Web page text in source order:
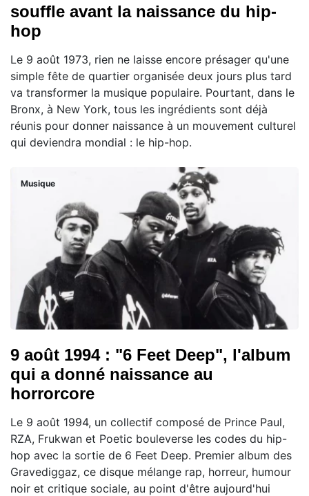
souffle avant la naissance du hip-
hop
Le 9 août 1973, rien ne laisse encore présager qu'une
simple fête de quartier organisée deux jours plus tard
va transformer la musique populaire. Pourtant, dans le
Bronx, à New York, tous les ingrédients sont déjà
réunis pour donner naissance à un mouvement culturel
qui deviendra mondial : le hip-hop.
Musique
9 août 1994 : "6 Feet Deep", l'album
qui a donné naissance au
horrorcore
Le 9 août 1994, un collectif composé de Prince Paul,
RZA, Frukwan et Poetic bouleverse les codes du hip-
hop avec la sortie de 6 Feet Deep. Premier album des
Gravediggaz, ce disque mélange rap, horreur, humour
noir et critique sociale, au point d'être aujourd'hui